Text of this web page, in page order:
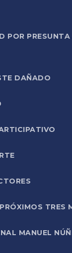
POR
DAÑADO
TRES
MANUEL